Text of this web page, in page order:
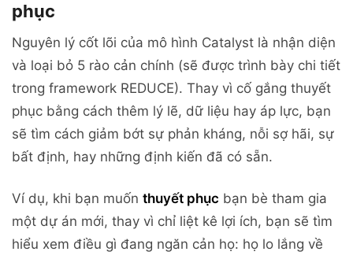
phục
Nguyên lý cốt lõi của mô hình Catalyst là nhận diện
và loại bỏ 5 rào cản chính (sẽ được trình bày chi tiết
trong framework REDUCE). Thay vì cố gắng thuyết
phục bằng cách thêm lý lẽ, dữ liệu hay áp lực, bạn
sẽ tìm cách giảm bớt sự phản kháng, nỗi sợ hãi, sự
bất định, hay những định kiến đã có sẵn.
Ví dụ, khi bạn muốn thuyết phục bạn bè tham gia
một dự án mới, thay vì chỉ liệt kê lợi ích, bạn sẽ tìm
hiểu xem điều gì đang ngăn cản họ: họ lo lắng về